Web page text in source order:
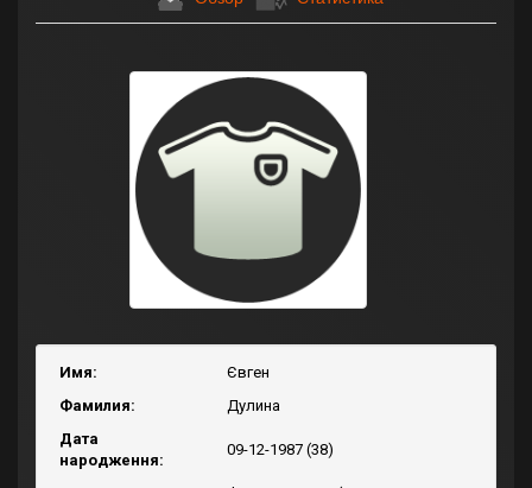
Имя:
Євген
Фамилия:
Дулина
Дата
народження:
09-12-1987 (38)